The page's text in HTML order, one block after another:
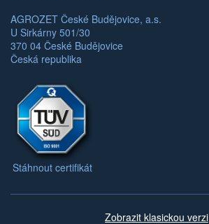
AGROZET České Budějovice, a.s.
U Sirkárny 501/30
370 04 České Budějovice
Česká republika
Stáhnout certifikát
Zobrazit klasickou verzi